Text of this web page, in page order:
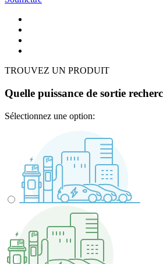
TROUVEZ UN PRODUIT
Quelle puissance de sortie
Sélectionnez une option: